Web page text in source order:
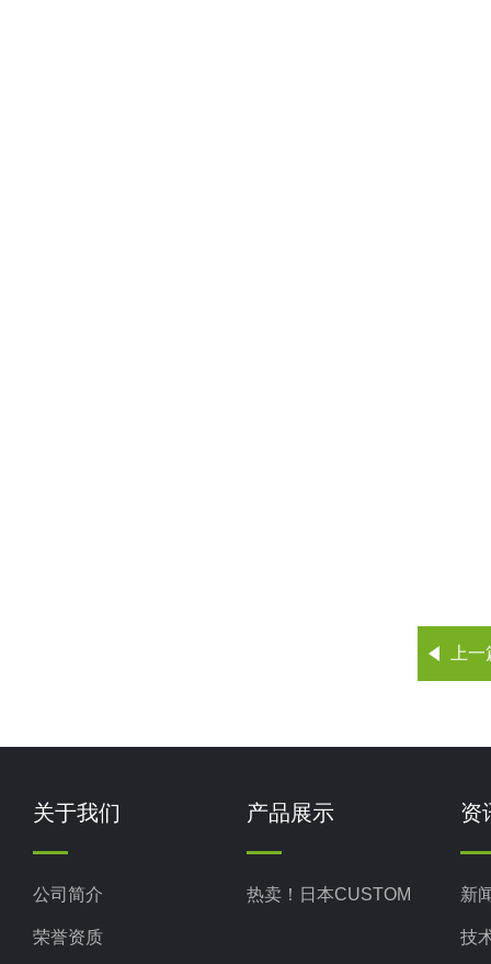
上
关于我们
公司简介
荣誉资质
产品展示
热卖！日本CUSTOM
资
新
技